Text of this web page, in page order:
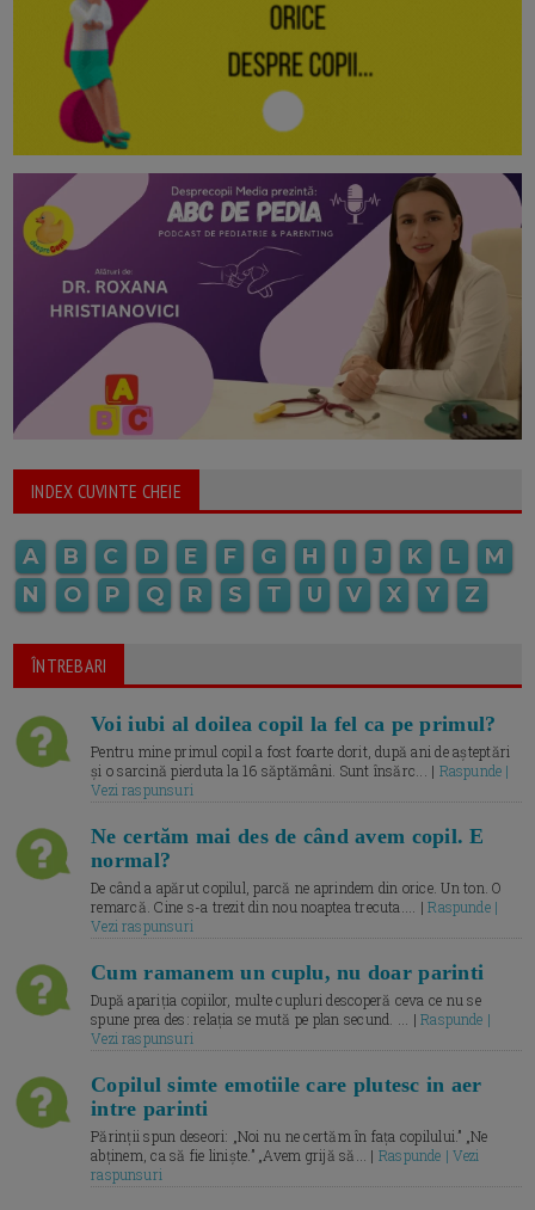
INDEX CUVINTE CHEIE
A B C D E F G H I J K L
M
N
O P Q R S T U V X Y Z
ÎNTREBARI
Voi iubi al doilea copil la fel ca pe primul?
Pentru mine primul copil a fost foarte dorit, după ani de așteptări
și o sarcină pierduta la 16 săptămâni. Sunt însărc... | Raspunde |
Vezi raspunsuri
Ne certăm mai des de când avem copil. E
normal?
De când a apărut copilul, parcă ne aprindem din orice. Un ton. O
remarcă. Cine s-a trezit din nou noaptea trecuta.... |Raspunde |
Vezi raspunsuri
Cum ramanem un cuplu, nu doar parinti
După apariția copiilor, multe cupluri descoperă ceva ce nu se
spune prea des: relația se mută pe plan secund. ... |Raspunde |
Vezi raspunsuri
Copilul simte emotiile care plutesc in aer
intre parinti
Părinții spun deseori: „Noi nu ne certăm în fața copilului.” „Ne
abținem, ca să fie liniște.” „Avem grijă să... | Raspunde | Vezi
raspunsuri